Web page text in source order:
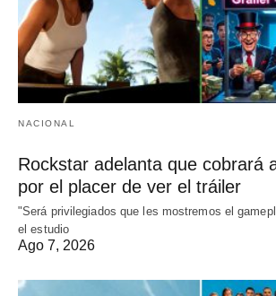
NACIONAL
Rockstar adelanta que cobrará
por el placer de ver el tráiler
"Será privilegiados que les mostremos el
el estudio
Ago 7, 2026